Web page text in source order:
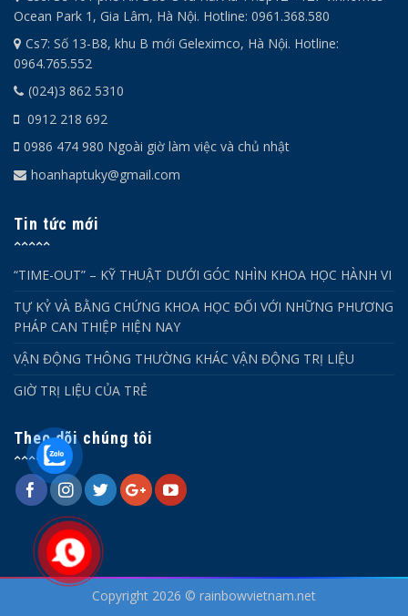
Ocean Park 1, Gia Lâm, Hà Nội. Hotline: 0961.368.580
Cs7: Số 13-B8, khu B mới Geleximco, Hà Nội. Hotline:
0964.765.552
(024)3 862 5310
0912 218 692
0986 474 980 Ngoài giờ làm việc và chủ nhật
hoanhaptuky@gmail.com
Tin tức mới
“TIME-OUT” – KỸ THUẬT DƯỚI GÓC NHÌN KHOA HỌC HÀNH VI
TỰ KỶ VÀ BẰNG CHỨNG KHOA HỌC ĐỐI VỚI NHỮNG PHƯƠNG
PHÁP CAN THIỆP HIỆN NAY
VẬN ĐỘNG THÔNG THƯỜNG KHÁC VẬN ĐỘNG TRỊ LIỆU
GIỜ TRỊ LIỆU CỦA TRẺ
Theo dõi chúng tôi
Copyright 2026 © rainbowvietnam.net